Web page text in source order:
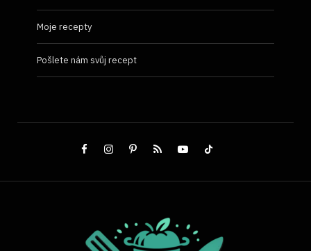
Moje recepty
Pošlete nám svůj recept